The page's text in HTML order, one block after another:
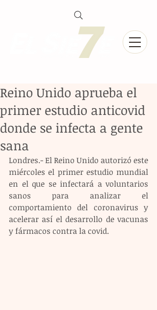
Reino Unido aprueba el
primer estudio anticovid
donde se infecta a gente
sana
Londres.- El Reino Unido autorizó este
miércoles el primer estudio mundial
en el que se infectará a voluntarios
sanos para analizar el
comportamiento del coronavirus y
acelerar así el desarrollo de vacunas
y fármacos contra la covid.